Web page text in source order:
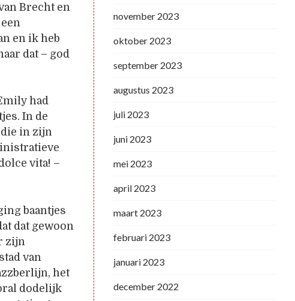
Brecht en
en ik heb
dat – god
had
In de
in zijn
vita! –
baantjes
dat gewoon
zijn
van
het
dodelijk
november 2023
oktober 2023
september 2023
augustus 2023
juli 2023
juni 2023
mei 2023
april 2023
maart 2023
februari 2023
januari 2023
december 2022